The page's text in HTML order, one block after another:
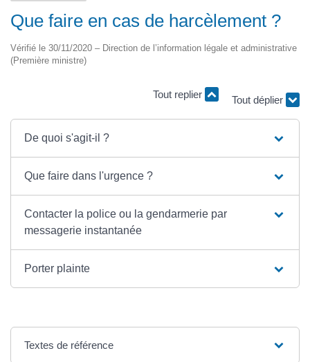
Que faire en cas de harcèlement ?
Vérifié le 30/11/2020 – Direction de l’information légale et administrative
(Première ministre)
Tout replier
Tout déplier
De quoi s'agit-il ?
Que faire dans l'urgence ?
Contacter la police ou la gendarmerie par
messagerie instantanée
Porter plainte
Textes de référence